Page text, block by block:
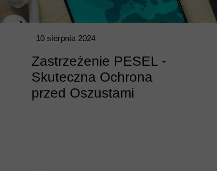
10 sierpnia 2024
Zastrzeżenie PESEL -
Skuteczna Ochrona
przed Oszustami